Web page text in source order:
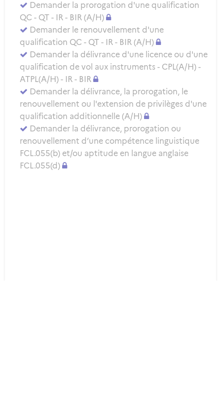
Demander la prorogation d'une qualification
QC - QT - IR - BIR (A/H)
Demander le renouvellement d'une
qualification QC - QT - IR - BIR (A/H)
Demander la délivrance d'une licence ou d'une
qualification de vol aux instruments - CPL(A/H) -
ATPL(A/H) - IR - BIR
Demander la délivrance, la prorogation, le
renouvellement ou l'extension de privilèges d'une
qualification additionnelle (A/H)
Demander la délivrance, prorogation ou
renouvellement d’une compétence linguistique
FCL.055(b) et/ou aptitude en langue anglaise
FCL.055(d)